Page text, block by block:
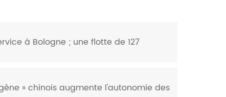
à Bologne ; une flotte de 127
» chinois augmente l'autonomie des